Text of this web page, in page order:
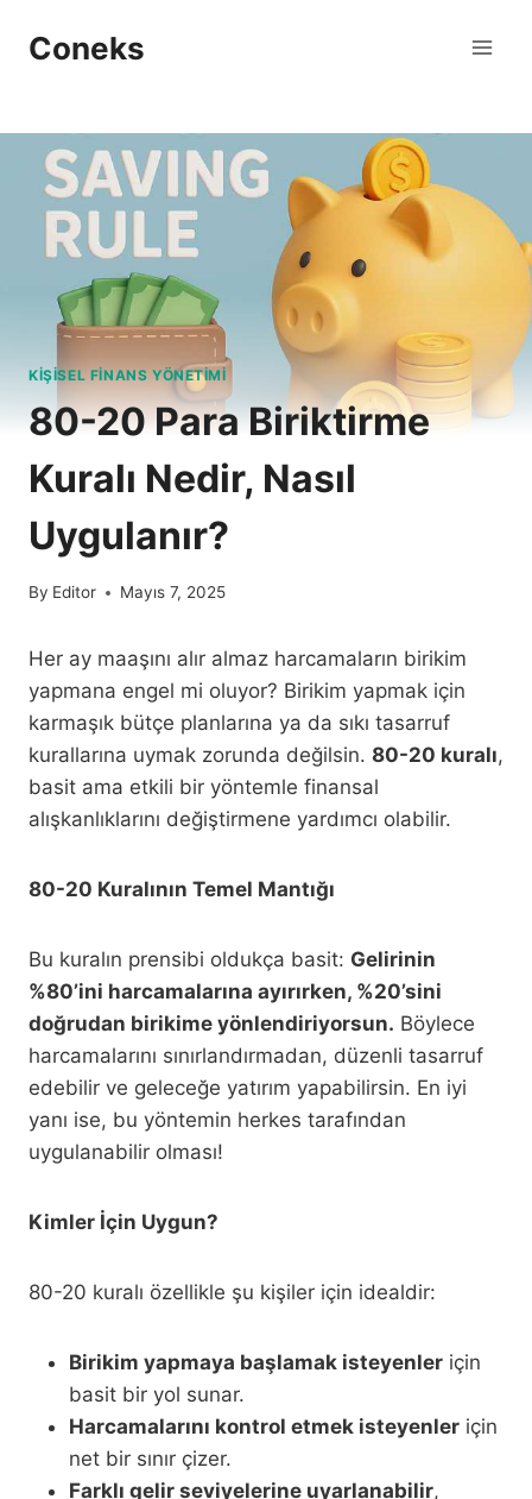
Coneks
KIŞISEL FINANS YÖNETIMI
80-20 Para Biriktirme
Kuralı Nedir, Nasıl
Uygulanır?
By Editor Mayıs 7, 2025
Her ay maaşını alır almaz harcamaların birikim
yapmana engel mi oluyor? Birikim yapmak için
karmaşık bütçe planlarına ya da sıkı tasarruf
kurallarına uymak zorunda değilsin. 80-20 kuralı,
basit ama etkili bir yöntemle finansal
alışkanlıklarını değiştirmene yardımcı olabilir.
80-20 Kuralının Temel Mantığı
Bu kuralın prensibi oldukça basit: Gelirinin
%80’ini harcamalarına ayırırken, %20’sini
doğrudan birikime yönlendiriyorsun. Böylece
harcamalarını sınırlandırmadan, düzenli tasarruf
edebilir ve geleceğe yatırım yapabilirsin. En iyi
yanı ise, bu yöntemin herkes tarafından
uygulanabilir olması!
Kimler İçin Uygun?
80-20 kuralı özellikle şu kişiler için idealdir:
Birikim yapmaya başlamak isteyenler için
basit bir yol sunar.
Harcamalarını kontrol etmek isteyenler için
net bir sınır çizer.
Farklı gelir seviyelerine uyarlanabilir,